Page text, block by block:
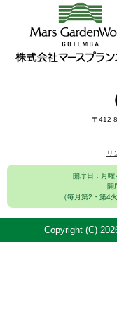
〒412-
リ
開庁日：月曜
開
（毎月第2・第4
Copyright (C)